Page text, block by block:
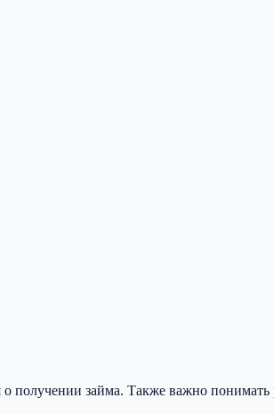
получении займа. Также важно